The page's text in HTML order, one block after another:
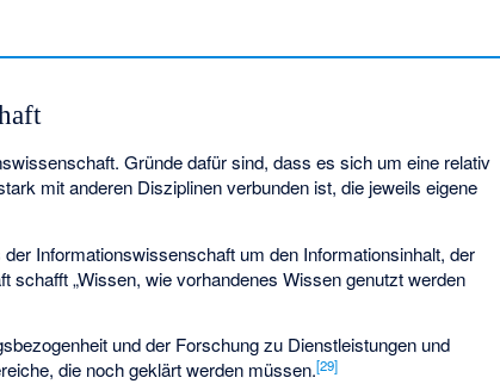
Gründe dafür sind, dass es sich um eine relativ
mit anderen Disziplinen verbunden ist, die jeweils eigene
Informationswissenschaft um den Informationsinhalt, der
schafft „Wissen, wie vorhandenes Wissen genutzt werden
und der Forschung zu Dienstleistungen und
die noch geklärt werden müssen.[29]